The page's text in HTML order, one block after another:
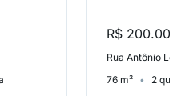
R$ 200.000
76 m² 2